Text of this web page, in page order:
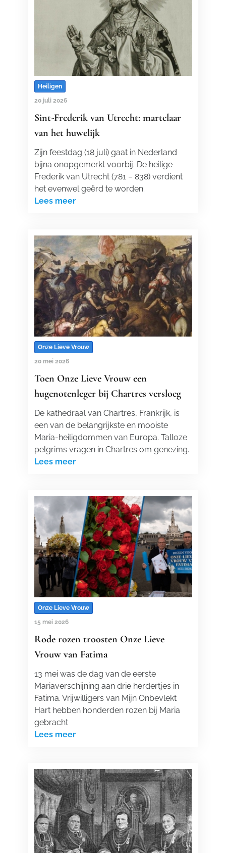
Heiligen
20 juli 2026
Sint-Frederik van Utrecht: martelaar
van het huwelijk
Zijn feestdag (18 juli) gaat in Nederland
bijna onopgemerkt voorbij. De heilige
Frederik van Utrecht (781 – 838) verdient
het evenwel geërd te worden.
Lees meer
Onze Lieve Vrouw
20 mei 2026
Toen Onze Lieve Vrouw een
hugenotenleger bij Chartres versloeg
De kathedraal van Chartres, Frankrijk, is
een van de belangrijkste en mooiste
Maria-heiligdommen van Europa. Talloze
pelgrims vragen in Chartres om genezing.
Lees meer
Onze Lieve Vrouw
15 mei 2026
Rode rozen troosten Onze Lieve
Vrouw van Fatima
13 mei was de dag van de eerste
Mariaverschijning aan drie herdertjes in
Fatima. Vrijwilligers van Mijn Onbevlekt
Hart hebben honderden rozen bij Maria
gebracht
Lees meer